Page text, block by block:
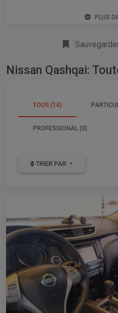
PLUS
Nissan Qashqai:
TOUS (14)
PROFESSIONAL (0)
TRIER PAR